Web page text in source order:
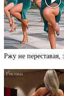
Ржу не переставая,